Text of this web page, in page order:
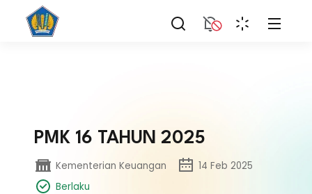
PMK 16 TAHUN 2025
Kementerian Keuangan
14 Feb 2025
Berlaku